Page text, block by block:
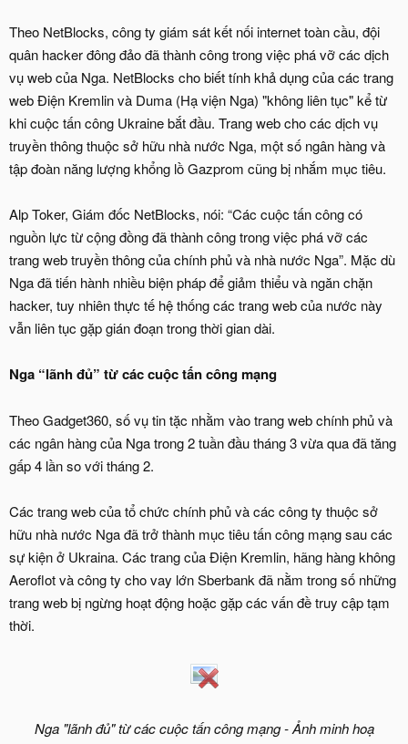
Theo NetBlocks, công ty giám sát kết nối internet toàn cầu, đội
quân hacker đông đảo đã thành công trong việc phá vỡ các dịch
vụ web của Nga. NetBlocks cho biết tính khả dụng của các trang
web Điện Kremlin và Duma (Hạ viện Nga) "không liên tục" kể từ
khi cuộc tấn công Ukraine bắt đầu. Trang web cho các dịch vụ
truyền thông thuộc sở hữu nhà nước Nga, một số ngân hàng và
tập đoàn năng lượng khổng lồ Gazprom cũng bị nhắm mục tiêu.
Alp Toker, Giám đốc NetBlocks, nói: “Các cuộc tấn công có
nguồn lực từ cộng đồng đã thành công trong việc phá vỡ các
trang web truyền thông của chính phủ và nhà nước Nga”. Mặc dù
Nga đã tiến hành nhiều biện pháp để giảm thiểu và ngăn chặn
hacker, tuy nhiên thực tế hệ thống các trang web của nước này
vẫn liên tục gặp gián đoạn trong thời gian dài.
Nga “lãnh đủ” từ các cuộc tấn công mạng
Theo Gadget360, số vụ tin tặc nhằm vào trang web chính phủ và
các ngân hàng của Nga trong 2 tuần đầu tháng 3 vừa qua đã tăng
gấp 4 lần so với tháng 2.
Các trang web của tổ chức chính phủ và các công ty thuộc sở
hữu nhà nước Nga đã trở thành mục tiêu tấn công mạng sau các
sự kiện ở Ukraina. Các trang của Điện Kremlin, hãng hàng không
Aeroflot và công ty cho vay lớn Sberbank đã nằm trong số những
trang web bị ngừng hoạt động hoặc gặp các vấn đề truy cập tạm
thời.
Nga "lãnh đủ" từ các cuộc tấn công mạng - Ảnh minh hoạ